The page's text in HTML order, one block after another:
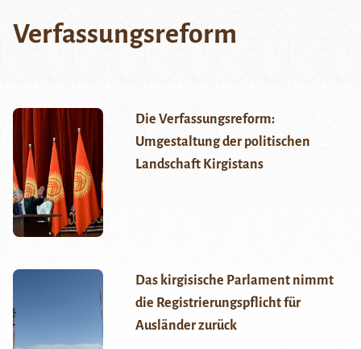
Verfassungsreform
Die Verfassungsreform:
Umgestaltung der politischen
Landschaft Kirgistans
Das kirgisische Parlament nimmt
die Registrierungspflicht für
Ausländer zurück